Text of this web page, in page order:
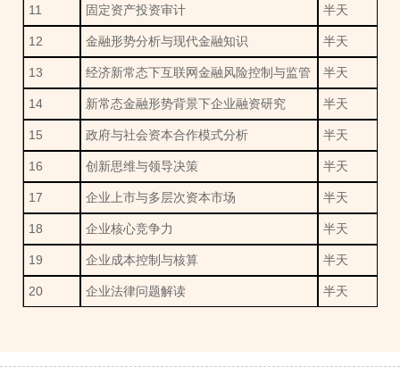
11 固定资产投资审计 半天
12 金融形势分析与现代金融知识 半天
13 经济新常态下互联网金融风险控制与监管 半天
14 新常态金融形势背景下企业融资研究 半天
15 政府与社会资本合作模式分析 半天
16 创新思维与领导决策 半天
17 企业上市与多层次资本市场 半天
18 企业核心竞争力 半天
19 企业成本控制与核算 半天
20 企业法律问题解读 半天